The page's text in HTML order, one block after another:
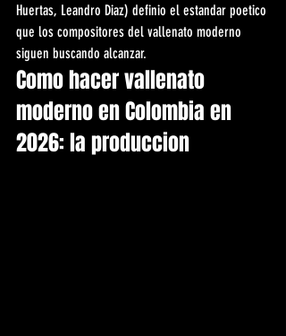
Huertas, Leandro Diaz) definio el estandar poetico
que los compositores del vallenato moderno
siguen buscando alcanzar.
Como hacer vallenato
moderno en Colombia en
2026: la produccion